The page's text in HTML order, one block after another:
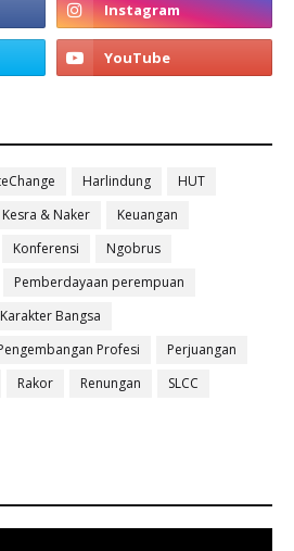
Harlindung
HUT
Kesra & Naker
Keuangan
Konferensi
Ngobrus
Pemberdayaan perempuan
Bangsa
Profesi
Perjuangan
Rakor Renungan
SLCC